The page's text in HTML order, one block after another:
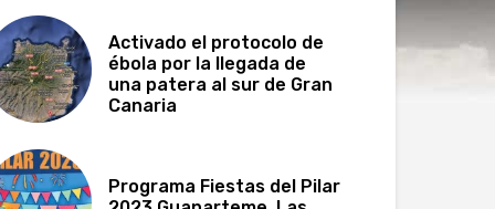
Activado el protocolo de
ébola por la llegada de
una patera al sur de Gran
Canaria
Programa Fiestas del Pilar